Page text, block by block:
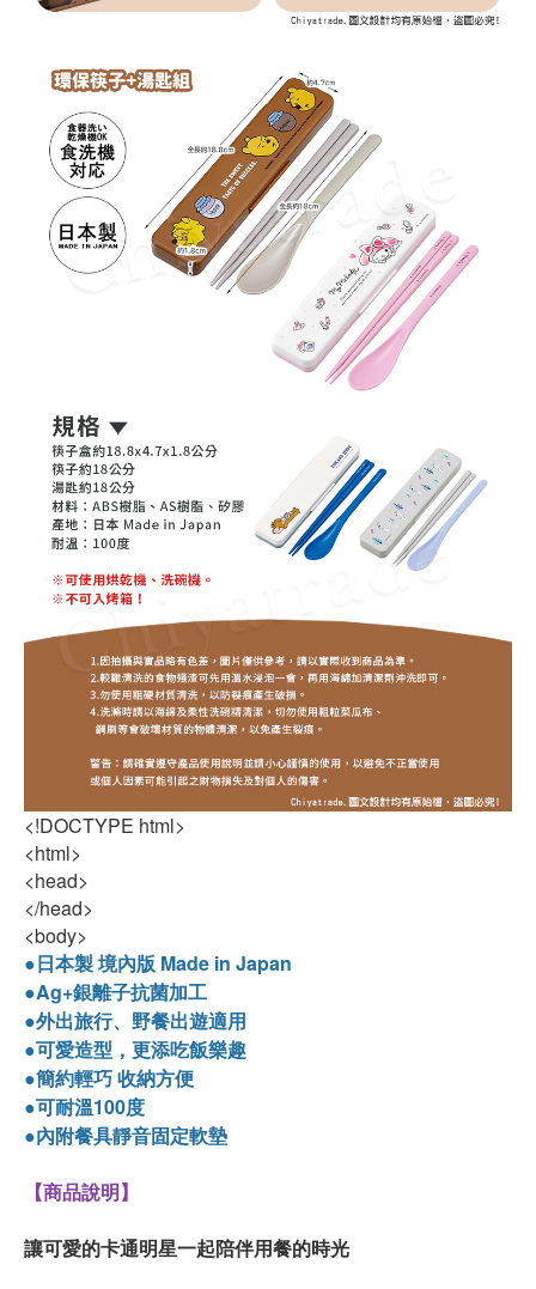
<!DOCTYPE html>
<html>
<head>
</head>
<body>
●日本製 境內版 Made in Japan
●Ag+銀離子抗菌加工
●外出旅行、野餐出遊適用
●可愛造型，更添吃飯樂趣
●簡約輕巧 收納方便
●可耐溫100度
●內附餐具靜音固定軟墊
【商品說明】
讓可愛的卡通明星一起陪伴用餐的時光